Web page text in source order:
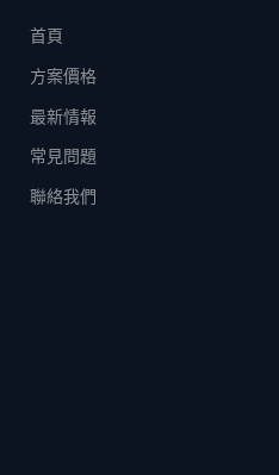
首頁
方案價格
最新情報
常見問題
聯絡我們